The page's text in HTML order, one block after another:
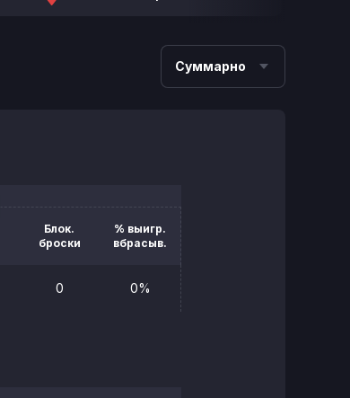
Суммарно
Блок.
броски
% выигр.
вбрасыв.
0 0%